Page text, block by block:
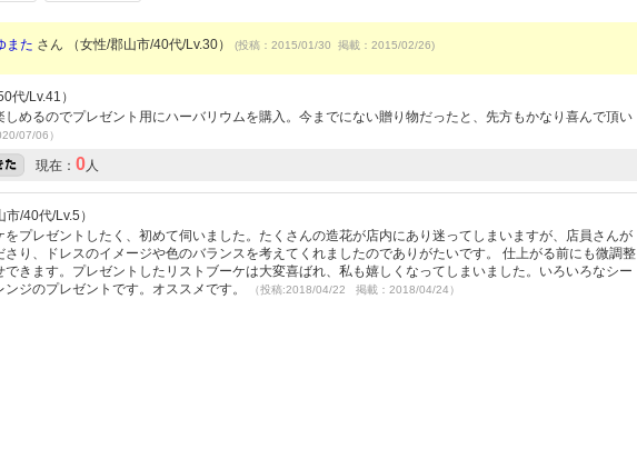
また さん （女性/郡山市/40代/Lv.30） (投稿：2015/01/30 掲載：2015/02/26)
代/Lv.41）
めるのでプレゼント用にハーバリウムを購入。今までにない贈り物だったと、先方もかなり喜んで頂い
07/06）
現在： 0 人
/40代/Lv.5）
プレゼントしたく、初めて伺いました。たくさんの造花が店内にあり迷ってしまいますが、店員さんが
り、ドレスのイメージや色のバランスを考えてくれましたのでありがたいです。 仕上がる前にも微調整
できます。プレゼントしたリストブーケは大変喜ばれ、私も嬉しくなってしまいました。いろいろなシー
ジのプレゼントです。オススメです。
（投稿:2018/04/22 掲載：2018/04/24）